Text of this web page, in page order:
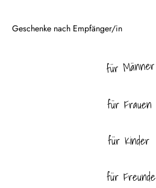
für Männer
für Frauen
für Kinder
für Freunde